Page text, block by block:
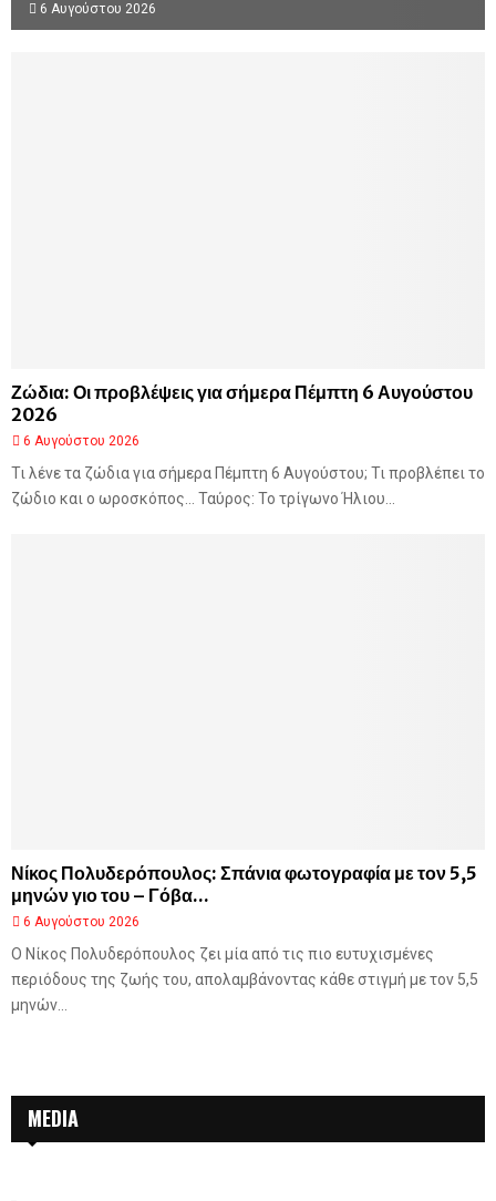
6 Αυγούστου 2026
Ζώδια: Οι προβλέψεις για σήμερα Πέμπτη 6 Αυγούστου
2026
6 Αυγούστου 2026
Τι λένε τα ζώδια για σήμερα Πέμπτη 6 Αυγούστου; Τι προβλέπει το
ζώδιο και ο ωροσκόπος… Ταύρος: Το τρίγωνο Ήλιου...
Νίκος Πολυδερόπουλος: Σπάνια φωτογραφία με τον 5,5
μηνών γιο του – Γόβα...
6 Αυγούστου 2026
Ο Νίκος Πολυδερόπουλος ζει μία από τις πιο ευτυχισμένες
περιόδους της ζωής του, απολαμβάνοντας κάθε στιγμή με τον 5,5
μηνών...
MEDIA